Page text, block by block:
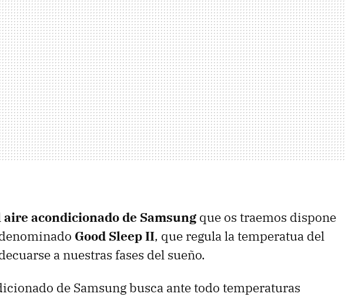
aire acondicionado de Samsung que os traemos dispone
Good Sleep II, que regula la temperatua del
a nuestras fases del sueño.
de Samsung busca ante todo temperaturas